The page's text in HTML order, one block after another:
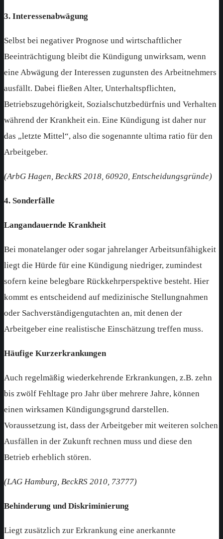
3. Interessenabwägung
Selbst bei negativer Prognose und wirtschaftlicher
Beeinträchtigung bleibt die Kündigung unwirksam, wenn
eine Abwägung der Interessen zugunsten des Arbeitnehmers
ausfällt. Dabei fließen Alter, Unterhaltspflichten,
Betriebszugehörigkeit, Sozialschutzbedürfnis und Verhalten
während der Krankheit ein. Eine Kündigung ist daher nur
das „letzte Mittel“, also die sogenannte ultima ratio für den
Arbeitgeber.
(ArbG Hagen, BeckRS 2018, 60920, Entscheidungsgründe)
4. Sonderfälle
Langandauernde Krankheit
Bei monatelanger oder sogar jahrelanger Arbeitsunfähigkeit
liegt die Hürde für eine Kündigung niedriger, zumindest
sofern keine belegbare Rückkehrperspektive besteht. Hier
kommt es entscheidend auf medizinische Stellungnahmen
oder Sachverständigengutachten an, mit denen der
Arbeitgeber eine realistische Einschätzung treffen muss.
Häufige Kurzerkrankungen
Auch regelmäßig wiederkehrende Erkrankungen, z.B. zehn
bis zwölf Fehltage pro Jahr über mehrere Jahre, können
einen wirksamen Kündigungsgrund darstellen.
Voraussetzung ist, dass der Arbeitgeber mit weiteren solchen
Ausfällen in der Zukunft rechnen muss und diese den
Betrieb erheblich stören.
(LAG Hamburg, BeckRS 2010, 73777)
Behinderung und Diskriminierung
Liegt zusätzlich zur Erkrankung eine anerkannte